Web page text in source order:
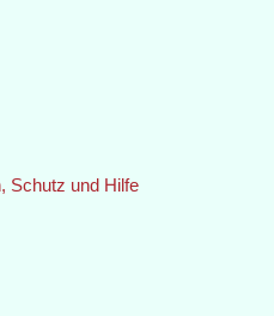
Schutz und Hilfe